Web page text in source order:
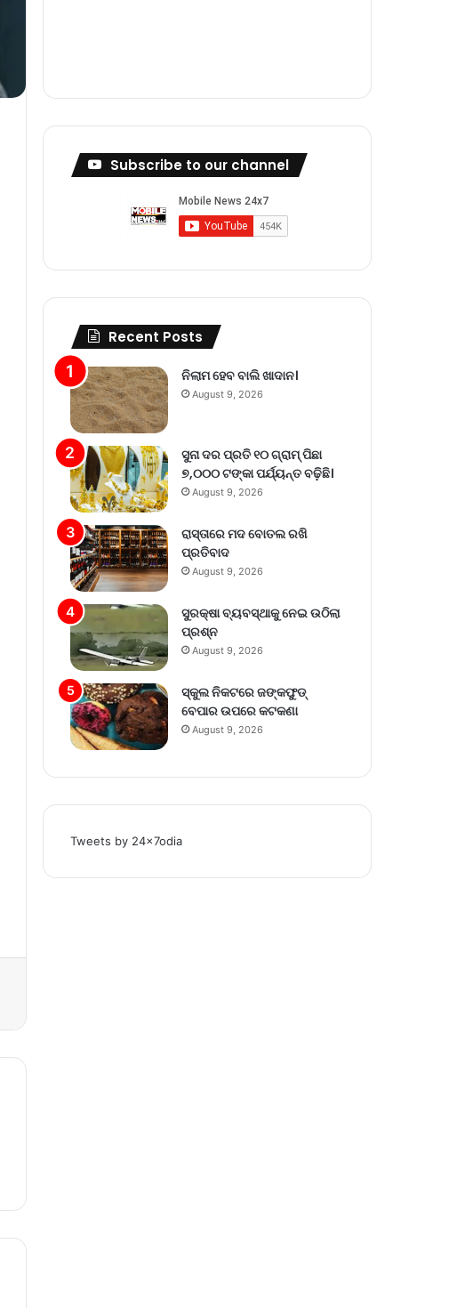
Subscribe to our channel
Recent Posts
ନିଲାମ ହେବ ବାଲି ଖାଦାନ।
August 9, 2026
ସୁନା ଦର ପ୍ରତି ୧୦ ଗ୍ରାମ୍‌ ପିଛା
୭,୦୦୦ ଟଙ୍କା ପର୍ଯ୍ୟନ୍ତ ବଢ଼ିଛି।
August 9, 2026
ରାସ୍ତାରେ ମଦ ବୋତଲ ରଖି
ପ୍ରତିବାଦ
August 9, 2026
ସୁରକ୍ଷା ବ୍ୟବସ୍ଥାକୁ ନେଇ ଉଠିଲା
ପ୍ରଶ୍ନ
August 9, 2026
ସ୍କୁଲ ନିକଟରେ ଜଙ୍କଫୁଡ୍
ବେପାର ଉପରେ କଟକଣା
August 9, 2026
Tweets by 24x7odia